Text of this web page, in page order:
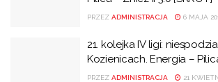
PRZEZ ADMINISTRACJA 6 MAJA
21. kolejka IV ligi:
Kozienicach. Energia –
PRZEZ ADMINISTRACJA 21